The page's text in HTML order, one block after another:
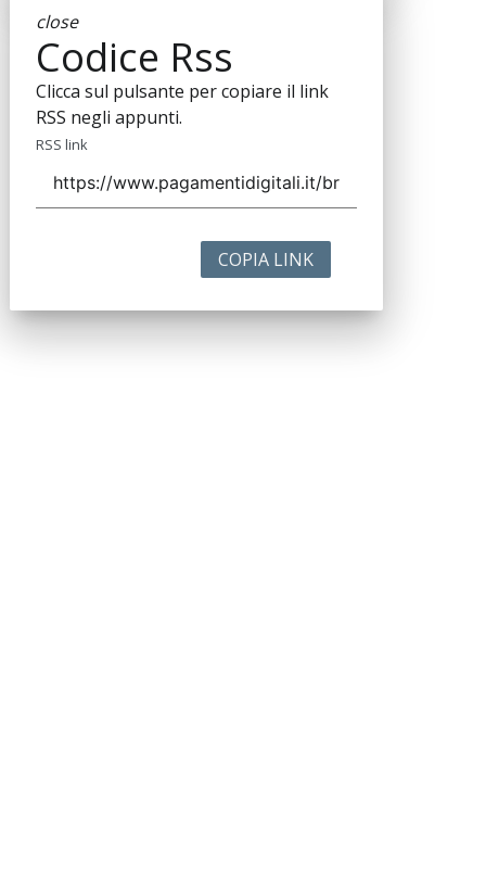
close
Codice Rss
Clicca sul pulsante per copiare il link
RSS negli appunti.
RSS link
COPIA LINK